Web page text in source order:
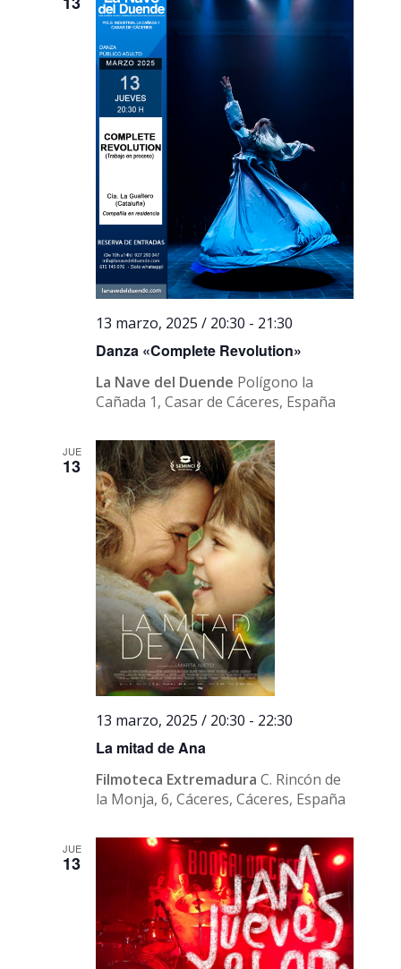
Danza «Complete Revolution»
13 marzo, 2025 / 20:30 - 21:30
La Nave del Duende Polígono la
Cañada 1, Casar de Cáceres, España
JUE
13
La mitad de Ana
13 marzo, 2025 / 20:30 - 22:30
Filmoteca ExtremaduraC. Rincón de
la Monja, 6, Cáceres, Cáceres, España
JUE
13